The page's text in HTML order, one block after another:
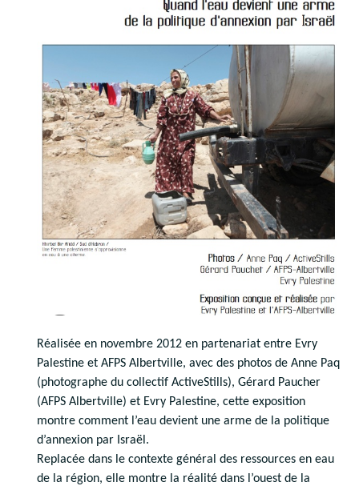
Réalisée en novembre 2012 en partenariat entre Evry
Palestine et AFPS Albertville, avec des photos de Anne Paq
(photographe du collectif ActiveStills), Gérard Paucher
(AFPS Albertville) et Evry Palestine, cette exposition
montre comment l’eau devient une arme de la politique
d’annexion par Israël.
Replacée dans le contexte général des ressources en eau
de la région, elle montre la réalité dans l’ouest de la